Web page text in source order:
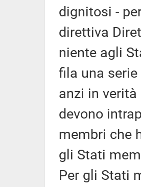
dignitosi -
direttiva
niente agli
fila una
anzi in
devono
membri che
gli Stati
Per gli Stati